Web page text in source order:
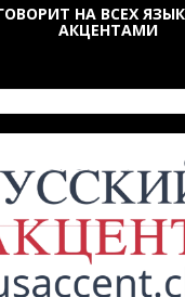
содержанию
НА ВСЕХ
АКЦЕНТАМИ